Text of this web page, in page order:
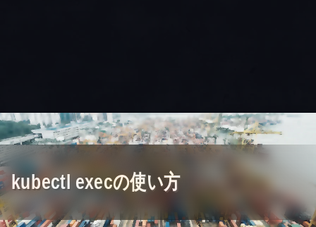
kubectl execの使い方